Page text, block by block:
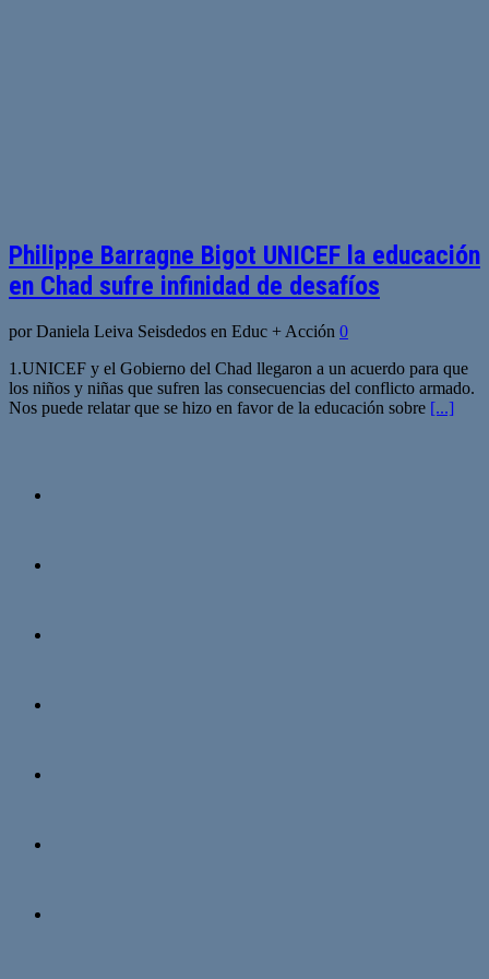
Philippe Barragne Bigot UNICEF la educación
en Chad sufre infinidad de desafíos
por Daniela Leiva Seisdedos en Educ + Acción 0
1.UNICEF y el Gobierno del Chad llegaron a un acuerdo para que
los niños y niñas que sufren las consecuencias del conflicto armado.
Nos puede relatar que se hizo en favor de la educación sobre [...]